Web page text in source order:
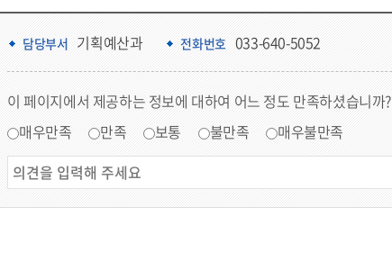
담당부서 기획예산과 전화번호 033-640-5052
이 페이지에서 제공하는 정보에 대하여 어느 정도 만족하셨습니까?
매우만족
만족 보통 불만족 매우불만족